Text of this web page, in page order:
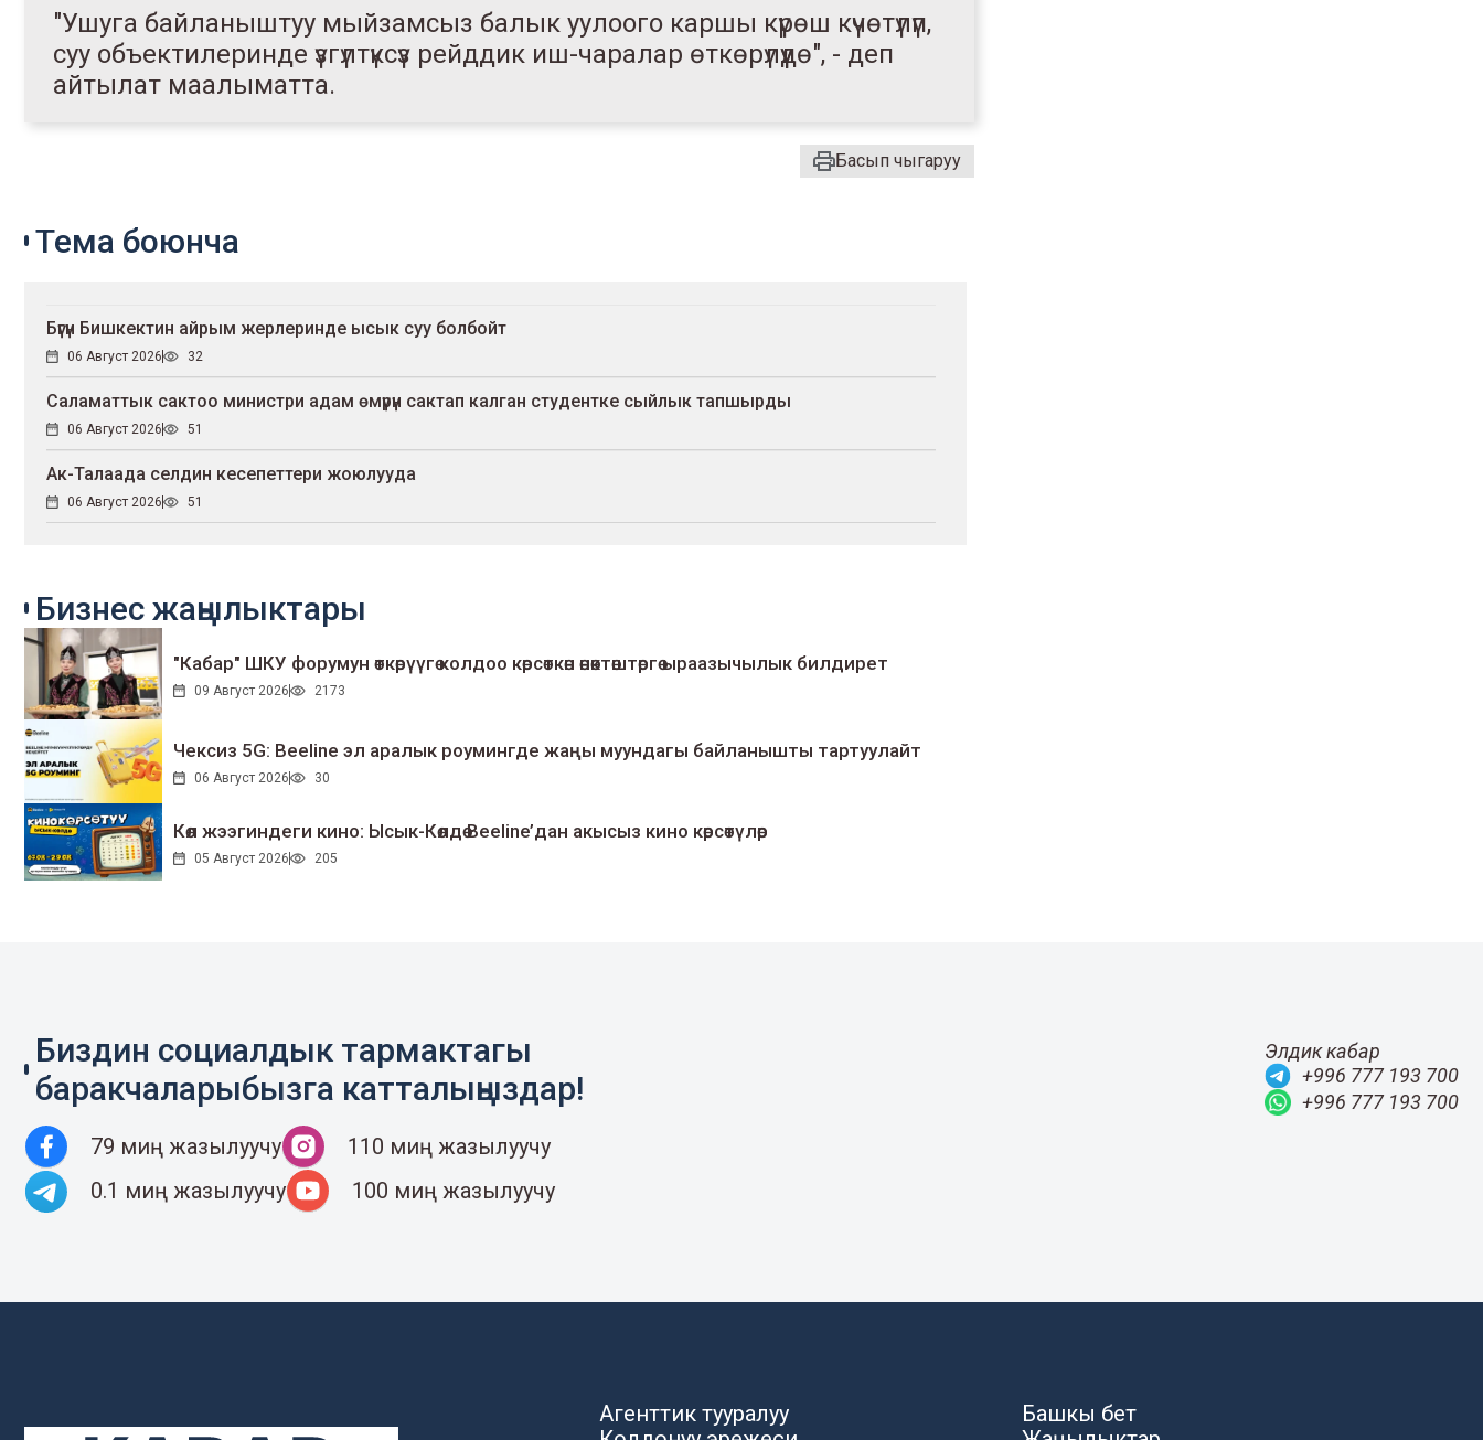
"Ушуга байланыштуу мыйзамсыз балык уулоого каршы күрөш күчөтүлүп,
суу объектилеринде үзгүлтүксүз рейддик иш-чаралар өткөрүлүүдө", - деп
айтылат маалыматта.
Басып чыгаруу
Тема боюнча
Бүгүн Бишкектин айрым жерлеринде ысык суу болбойт
06 Август 2026 32
Саламаттык сактоо министри адам өмүрүн сактап калган студентке сыйлык тапшырды
06 Август 2026 51
Ак-Талаада селдин кесепеттери жоюлууда
06 Август 2026 51
Бизнес жаңылыктары
"Кабар" ШКУ форумун өткөрүүгө колдоо көрсөткөн өнөктөштөргө ыраазычылык билдирет
09 Август 2026 2173
Чексиз 5G: Beeline эл аралык роумингде жаңы муундагы байланышты тартуулайт
06 Август 2026 30
Көл жээгиндеги кино: Ысык-Көлдө Beeline’дан акысыз кино көрсөтүлөр
05 Август 2026 205
Биздин социалдык тармактагы
баракчаларыбызга катталыңыздар!
79 миң жазылуучу
110 миң жазылуучу
0.1 миң жазылуучу
100 миң жазылуучу
Элдик кабар
+996 777 193 700
+996 777 193 700
Агенттик тууралуу
Башкы бет